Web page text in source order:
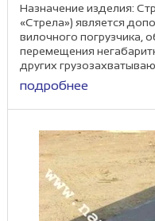
Назначение изделия:
«Стрела») является
вилочного погрузчика,
перемещения
других
подробнее